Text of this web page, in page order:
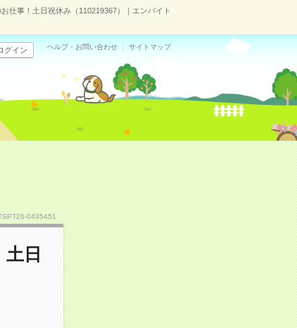
仕事！土日祝休み（110219367）｜エンバイト
グイン ヘルプ・お問い合わせ サイトマップ
0435451
日